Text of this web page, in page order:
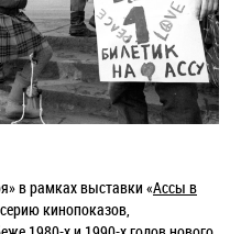
в рамках выставки «Ассы в
кинопоказов,